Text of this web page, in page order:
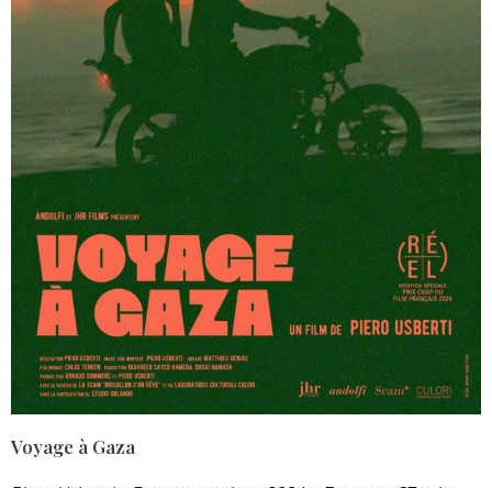
Voyage à Gaza